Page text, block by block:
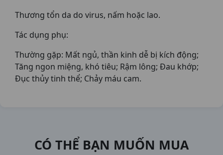
Thương tổn da do virus, nấm hoặc lao.
Tác dụng phụ:
Thường gặp: Mất ngủ, thần kinh dễ bị kích động;
Tăng ngon miệng, khó tiêu; Rậm lông; Đau khớp;
Đục thủy tinh thể; Chảy máu cam.
CÓ THỂ BẠN MUỐN MUA